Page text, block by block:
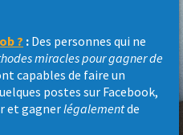
? : Des personnes qui ne
miracles pour gagner de
capables de faire un
postes sur Facebook,
et gagnerlégalementde